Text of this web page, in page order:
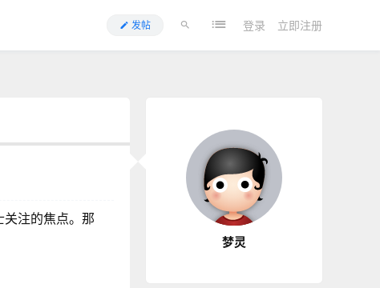
登录 立即注册
发帖
注的焦点。那
梦灵